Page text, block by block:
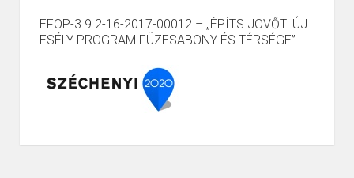
EFOP-3.9.2-16-2017-00012 – „ÉPÍTS JÖVŐT! ÚJ
ESÉLY PROGRAM FÜZESABONY ÉS TÉRSÉGE”